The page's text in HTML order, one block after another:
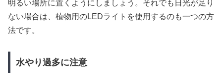
明るい場所に置くようにしましょう。それでも日光が足り
ない場合は、植物用のLEDライトを使用するのも一つの方
法です。
水やり過多に注意